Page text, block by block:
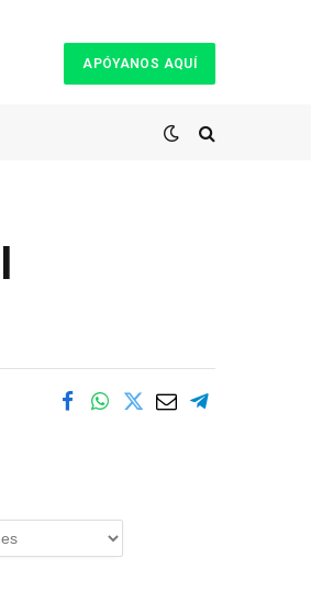
APÓYANOS AQUÍ